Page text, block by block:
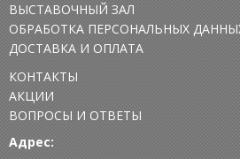
ВЫСТАВОЧНЫЙ ЗАЛ
ОБРАБОТКА ПЕРСОНАЛЬНЫХ
ДОСТАВКА И ОПЛАТА
КОНТАКТЫ
АКЦИИ
ВОПРОСЫ И ОТВЕТЫ
Адрес: